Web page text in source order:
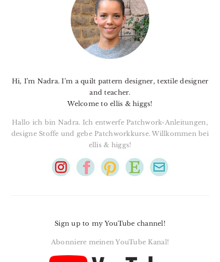
Hi, I’m Nadra. I’m a quilt pattern designer, textile designer
and teacher.
Welcome to ellis & higgs!
Hallo ich bin Nadra. Ich entwerfe Patchwork-Anleitungen,
designe Stoffe und gebe Patchworkkurse. Willkommen bei
ellis & higgs!
Sign up to my YouTube channel!
Abonniere meinen YouTube Kanal!